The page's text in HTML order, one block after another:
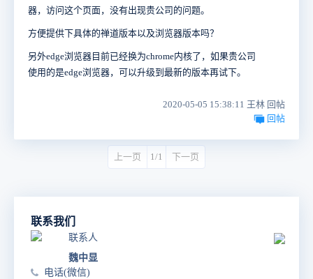
器，访问这个页面，没有出现贵公司的问题。
方便提供下具体的禅道版本以及浏览器版本吗？
另外edge浏览器目前已经换为chrome内核了，如果贵公司
使用的是edge浏览器，可以升级到最新的版本再试下。
2020-05-05 15:38:11 王林 回帖
回帖
上一页 1/1 下一页
联系我们
联系人
魏中显
电话(微信)